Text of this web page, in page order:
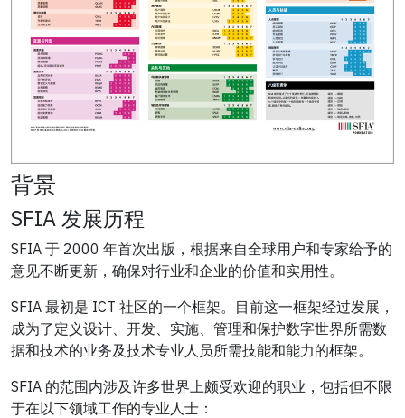
背景
SFIA 发展历程
SFIA 于 2000 年首次出版，根据来自全球用户和专家给予的
意见不断更新，确保对行业和企业的价值和实用性。
SFIA 最初是 ICT 社区的一个框架。目前这一框架经过发展，
成为了定义设计、开发、实施、管理和保护数字世界所需数
据和技术的业务及技术专业人员所需技能和能力的框架。
SFIA 的范围内涉及许多世界上颇受欢迎的职业，包括但不限
于在以下领域工作的专业人士：